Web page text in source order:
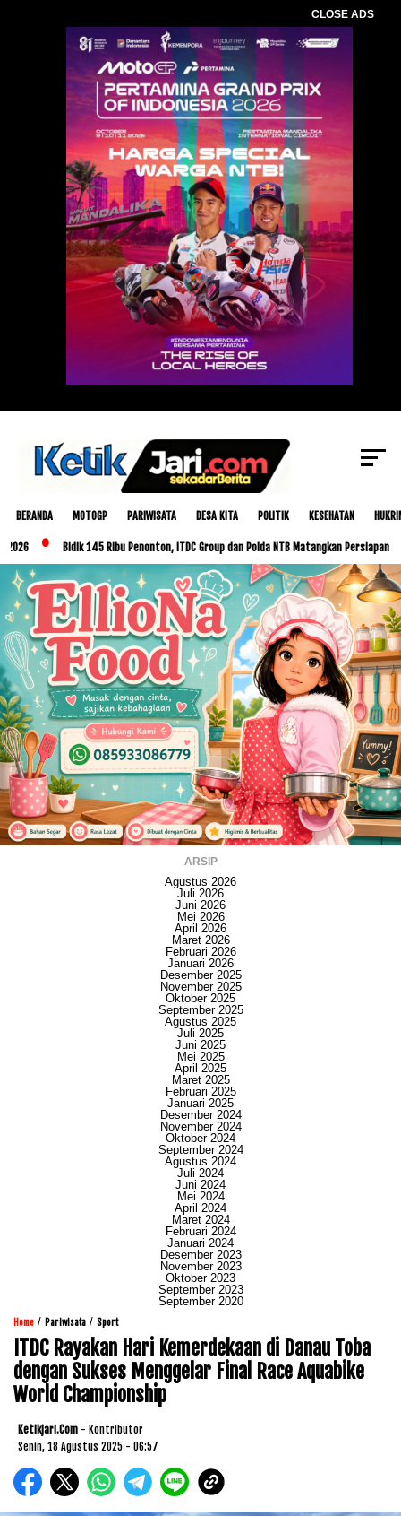
CLOSE ADS
BERANDA MOTOGP PARIWISATA DESA KITA POLITIK KESEHATAN
Bidik 145 Ribu Penonton, ITDC Group dan Polda NTB Matangkan Persiapan MotoGP
ARSIP
Agustus 2026
Juli 2026
Juni 2026
Mei 2026
April 2026
Maret 2026
Februari 2026
Januari 2026
Desember 2025
November 2025
Oktober 2025
September 2025
Agustus 2025
Juli 2025
Juni 2025
Mei 2025
April 2025
Maret 2025
Februari 2025
Januari 2025
Desember 2024
November 2024
Oktober 2024
September 2024
Agustus 2024
Juli 2024
Juni 2024
Mei 2024
April 2024
Maret 2024
Februari 2024
Januari 2024
Desember 2023
November 2023
Oktober 2023
September 2023
September 2020
Home / Pariwisata / Sport
ITDC Rayakan Hari Kemerdekaan di Danau Toba
dengan Sukses Menggelar Final Race Aquabike
World Championship
Ketikjari.com - Kontributor
Senin, 18 Agustus 2025 - 06:57